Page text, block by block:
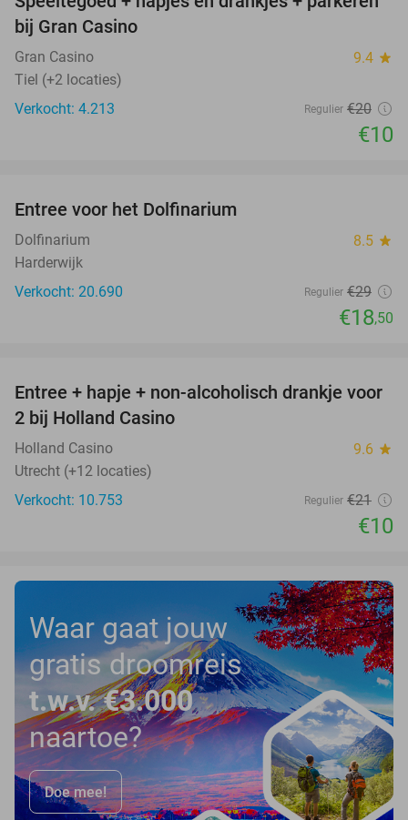
50%
bij Gran Casino
Gran Casino 9.4 star
Tiel (+2 locaties)
Verkocht: 4.213
Regulier €20
€10
Entree voor het Dolfinarium
Dolfinarium 8.5 star
Harderwijk
Verkocht: 20.690
Regulier €29
€18,50
52%
Entree + hapje + non-alcoholisch drankje voor
2 bij Holland Casino
Holland Casino 9.6 star
Utrecht (+12 locaties)
Verkocht: 10.753
Regulier €21
€10
Waar gaat jouw
gratis droomreis
t.w.v. €3.000
naartoe?
Doe mee!